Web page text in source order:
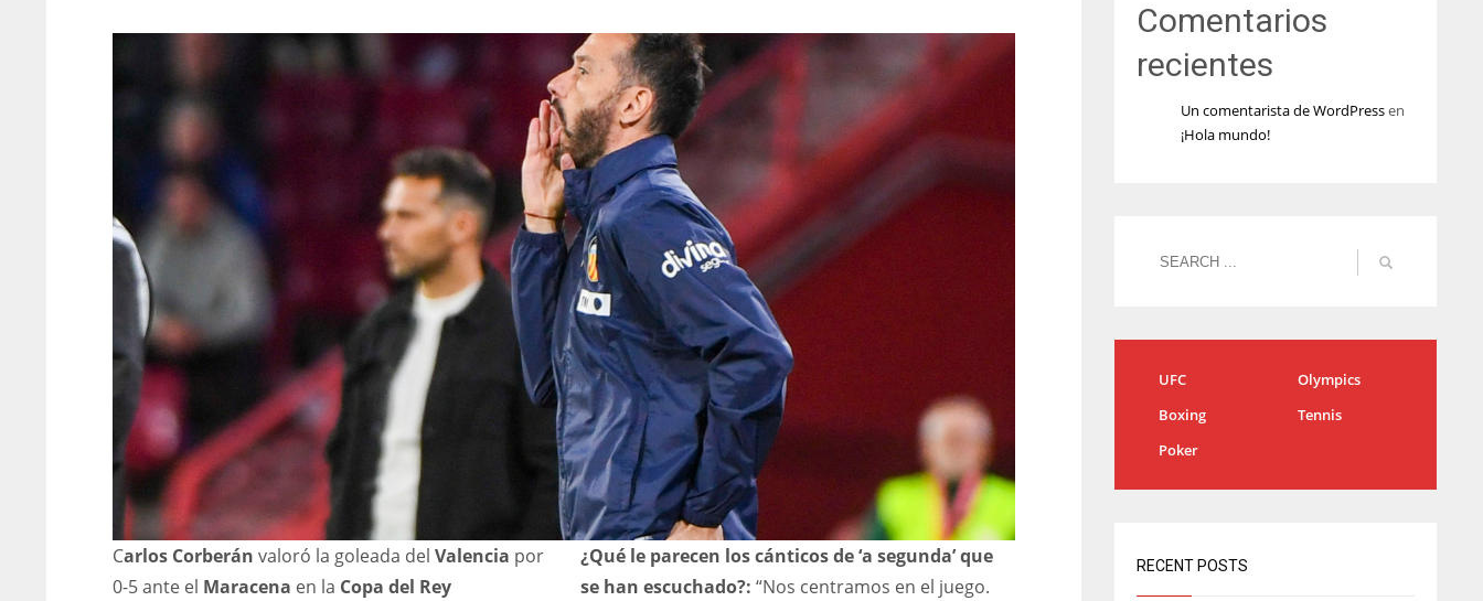
Carlos Corberán valoró la goleada del Valencia por
0-5 ante el Maracena en la Copa del Rey
¿Qué le parecen los cánticos de ‘a segunda’ que
se han escuchado?: “Nos centramos en el juego.
Comentarios
recientes
Un comentarista de WordPressen
¡Hola mundo!
UFC
Olympics
Boxing
Tennis
Poker
RECENT POSTS